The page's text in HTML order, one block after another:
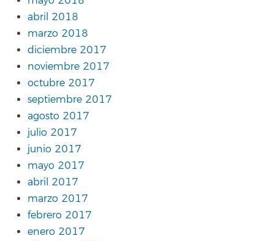
abril 2018
marzo 2018
diciembre 2017
noviembre 2017
octubre 2017
septiembre 2017
agosto 2017
julio 2017
junio 2017
mayo 2017
abril 2017
marzo 2017
febrero 2017
enero 2017